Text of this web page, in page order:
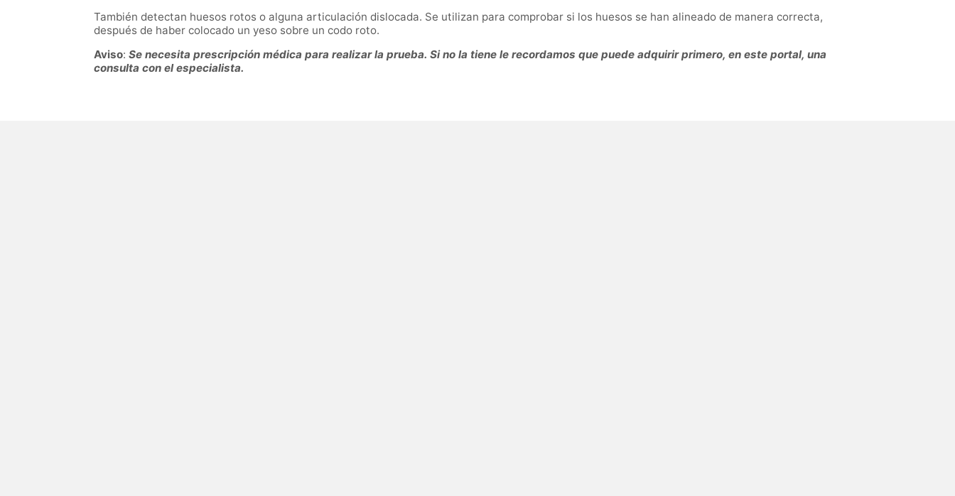
También detectan huesos rotos o alguna articulación dislocada. Se utilizan para comprobar si los huesos se han alineado de manera correcta,
después de haber colocado un yeso sobre un codo roto.
Aviso: Se necesita prescripción médica para realizar la prueba. Si no la tiene le recordamos que puede adquirir primero, en este portal, una
consulta con el especialista.